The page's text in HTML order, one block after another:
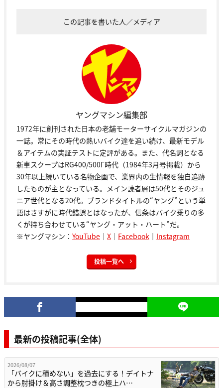
この記事を書いた人／メディア
ヤングマシン編集部
1972年に創刊された日本の老舗モーターサイクルマガジンの
一誌。常にその時代の熱いバイク達を追い続け、最新モデル
＆アイテムの実証テストに定評がある。また、代名詞となる
新車スクープはRG400/500Γ時代（1984年3月号掲載）から
30年以上続いている名物企画で、業界内の生情報を独自追跡
したものが主となっている。メイン読者層は50代とそのジュ
ニア世代となる20代。ブランドタイトルの“ヤング”という単
語はさすがに時代錯誤とはなったが、信条はバイク乗りの多
くが持ち合わせている“ヤング・アット・ハート”だ。
※ヤングマシン： YouTube ｜ X ｜ Facebook ｜ Instagram
投稿一覧へ
最新の投稿記事(全体)
2026/08/07
「バイクに積めない」を過去にする！デイトナ
から肘掛け＆高さ調整枕つきの極上ハ…